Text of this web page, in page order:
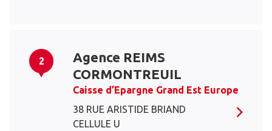
2
Agence REIMS
CORMONTREUIL
Caisse d’Epargne Grand Est Europe
38 RUE ARISTIDE BRIAND
CELLULE U